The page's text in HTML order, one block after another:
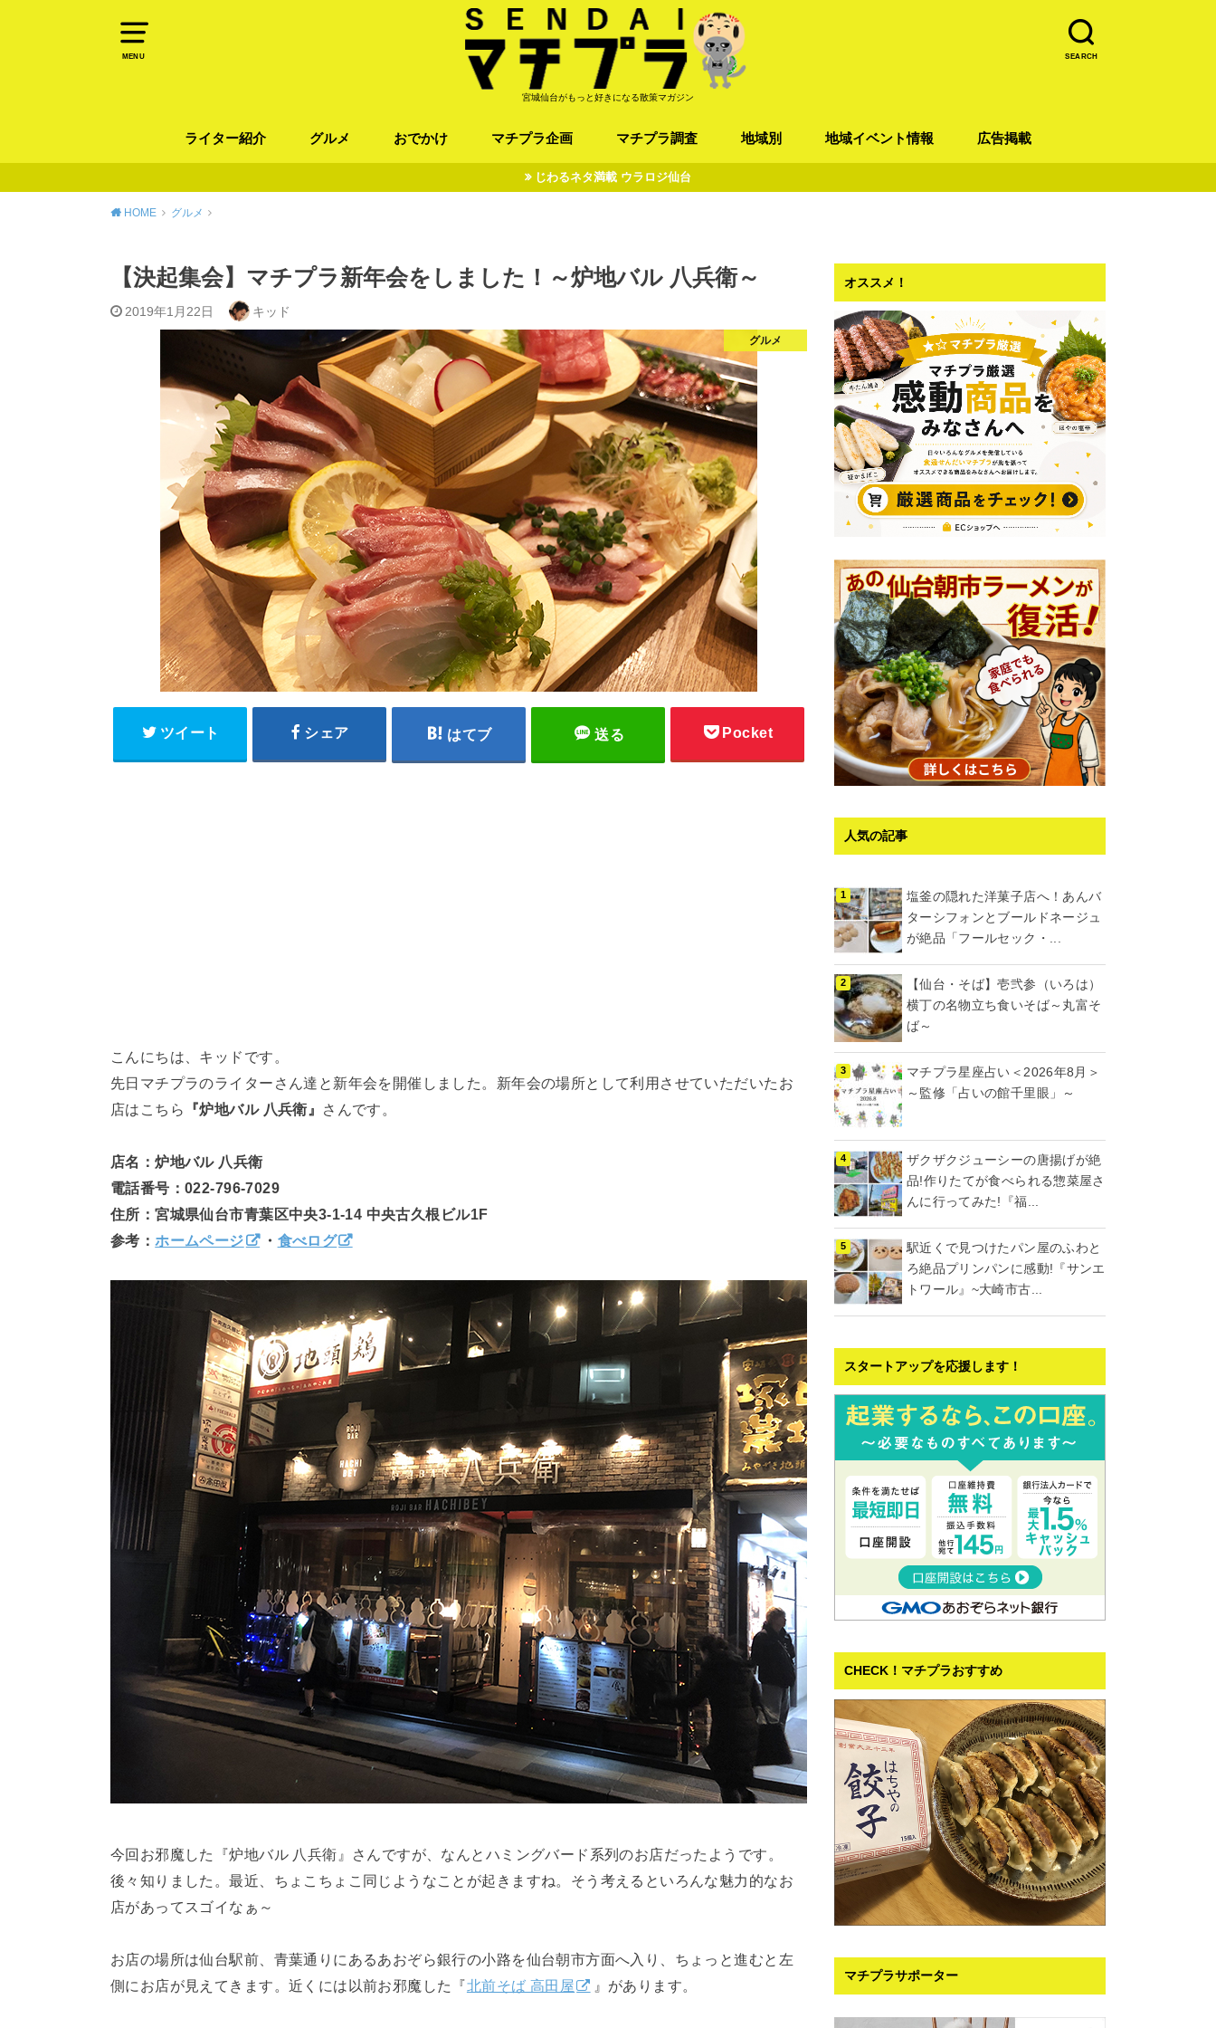
MENU SEARCH
宮城仙台がもっと好きになる散策マガジン
ライター紹介 グルメ おでかけ マチプラ企画
オトアルキ
マチプラ企業訪問
ファッション
ブラミヤギ
マチプラ漫画
マチプラ小説
マチプラ調査
歴史
地域別 地域イベント情報 広告掲載
じわるネタ満載 ウラロジ仙台
HOME グルメ
【決起集会】マチプラ新年会をしました！～炉地バル 八兵衛～
2019年1月22日 キッド
グルメ
ツイート シェア はてブ 送る Pocket
こんにちは、キッドです。
先日マチプラのライターさん達と新年会を開催しました。新年会の場所として利用させていただいたお
店はこちら
『炉地バル 八兵衛』 さんです。
店名：炉地バル 八兵衛
電話番号：022-796-7029
住所：宮城県仙台市青葉区中央3-1-14 中央古久根ビル1F
参考：ホームページ ・ 食べログ
今回お邪魔した『炉地バル 八兵衛』さんですが、なんとハミングバード系列のお店だったようです。
後々知りました。最近、ちょこちょこ同じようなことが起きますね。そう考えるといろんな魅力的なお
店があってスゴイなぁ～
お店の場所は仙台駅前、青葉通りにあるあおぞら銀行の小路を仙台朝市方面へ入り、ちょっと進むと左
側にお店が見えてきます。近くには以前お邪魔した『北前そば 高田屋 』があります。
オススメ！
人気の記事
塩釜の隠れた洋菓子店へ！あんバ
ターシフォンとブールドネージュ
が絶品「フールセック・...
【仙台・そば】壱弐参（いろは）
横丁の名物立ち食いそば～丸富そ
ば～
マチプラ星座占い＜2026年8月＞
～監修「占いの館千里眼」～
ザクザクジューシーの唐揚げが絶
品!作りたてが食べられる惣菜屋さ
んに行ってみた!『福...
駅近くで見つけたパン屋のふわと
ろ絶品プリンパンに感動!『サンエ
トワール』~大崎市古...
スタートアップを応援します！
CHECK！マチプラおすすめ
マチプラサポーター